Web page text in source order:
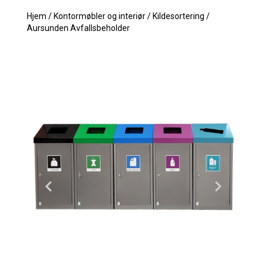
Hjem / Kontormøbler og interiør / Kildesortering /
Aursunden Avfallsbeholder